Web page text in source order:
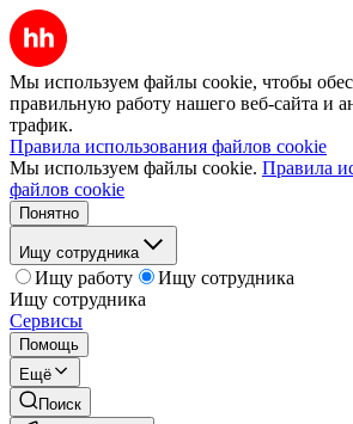
Мы используем файлы cookie, чтобы
правильную работу нашего веб-сайта и
трафик.
Правила использования файлов cookie
Мы используем файлы cookie. Правила
файлов cookie
Понятно
Ищу сотрудника
Ищу работу
Ищу сотрудника
Ищу сотрудника
Сервисы
Помощь
Ещё
Поиск